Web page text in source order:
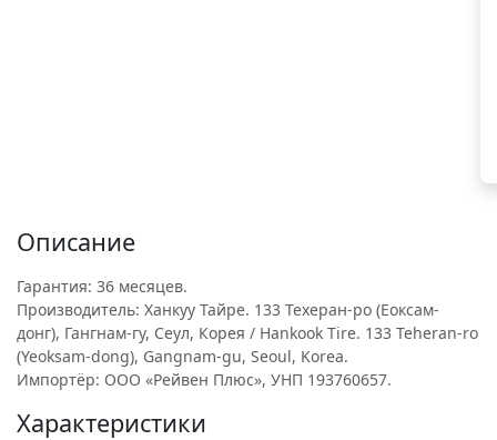
Описание
Гарантия: 36 месяцев.
Производитель: Ханкуу Тайре. 133 Техеран-ро (Еоксам-
донг), Гангнам-гу, Сеул, Корея / Hankook Tire. 133 Teheran-ro
(Yeoksam-dong), Gangnam-gu, Seoul, Korea.
Импортёр: ООО «Рейвен Плюс», УНП 193760657.
Характеристики